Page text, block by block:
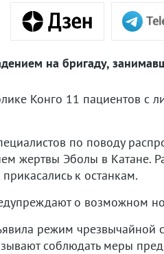
на бригаду,
Конго 11 пациентов с
по поводу
жертвы Эболы в Катане.
к останкам.
о возможном
режим чрезвычайной
соблюдать меры